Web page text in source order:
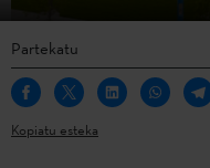
Partekatu
Kopiatu esteka